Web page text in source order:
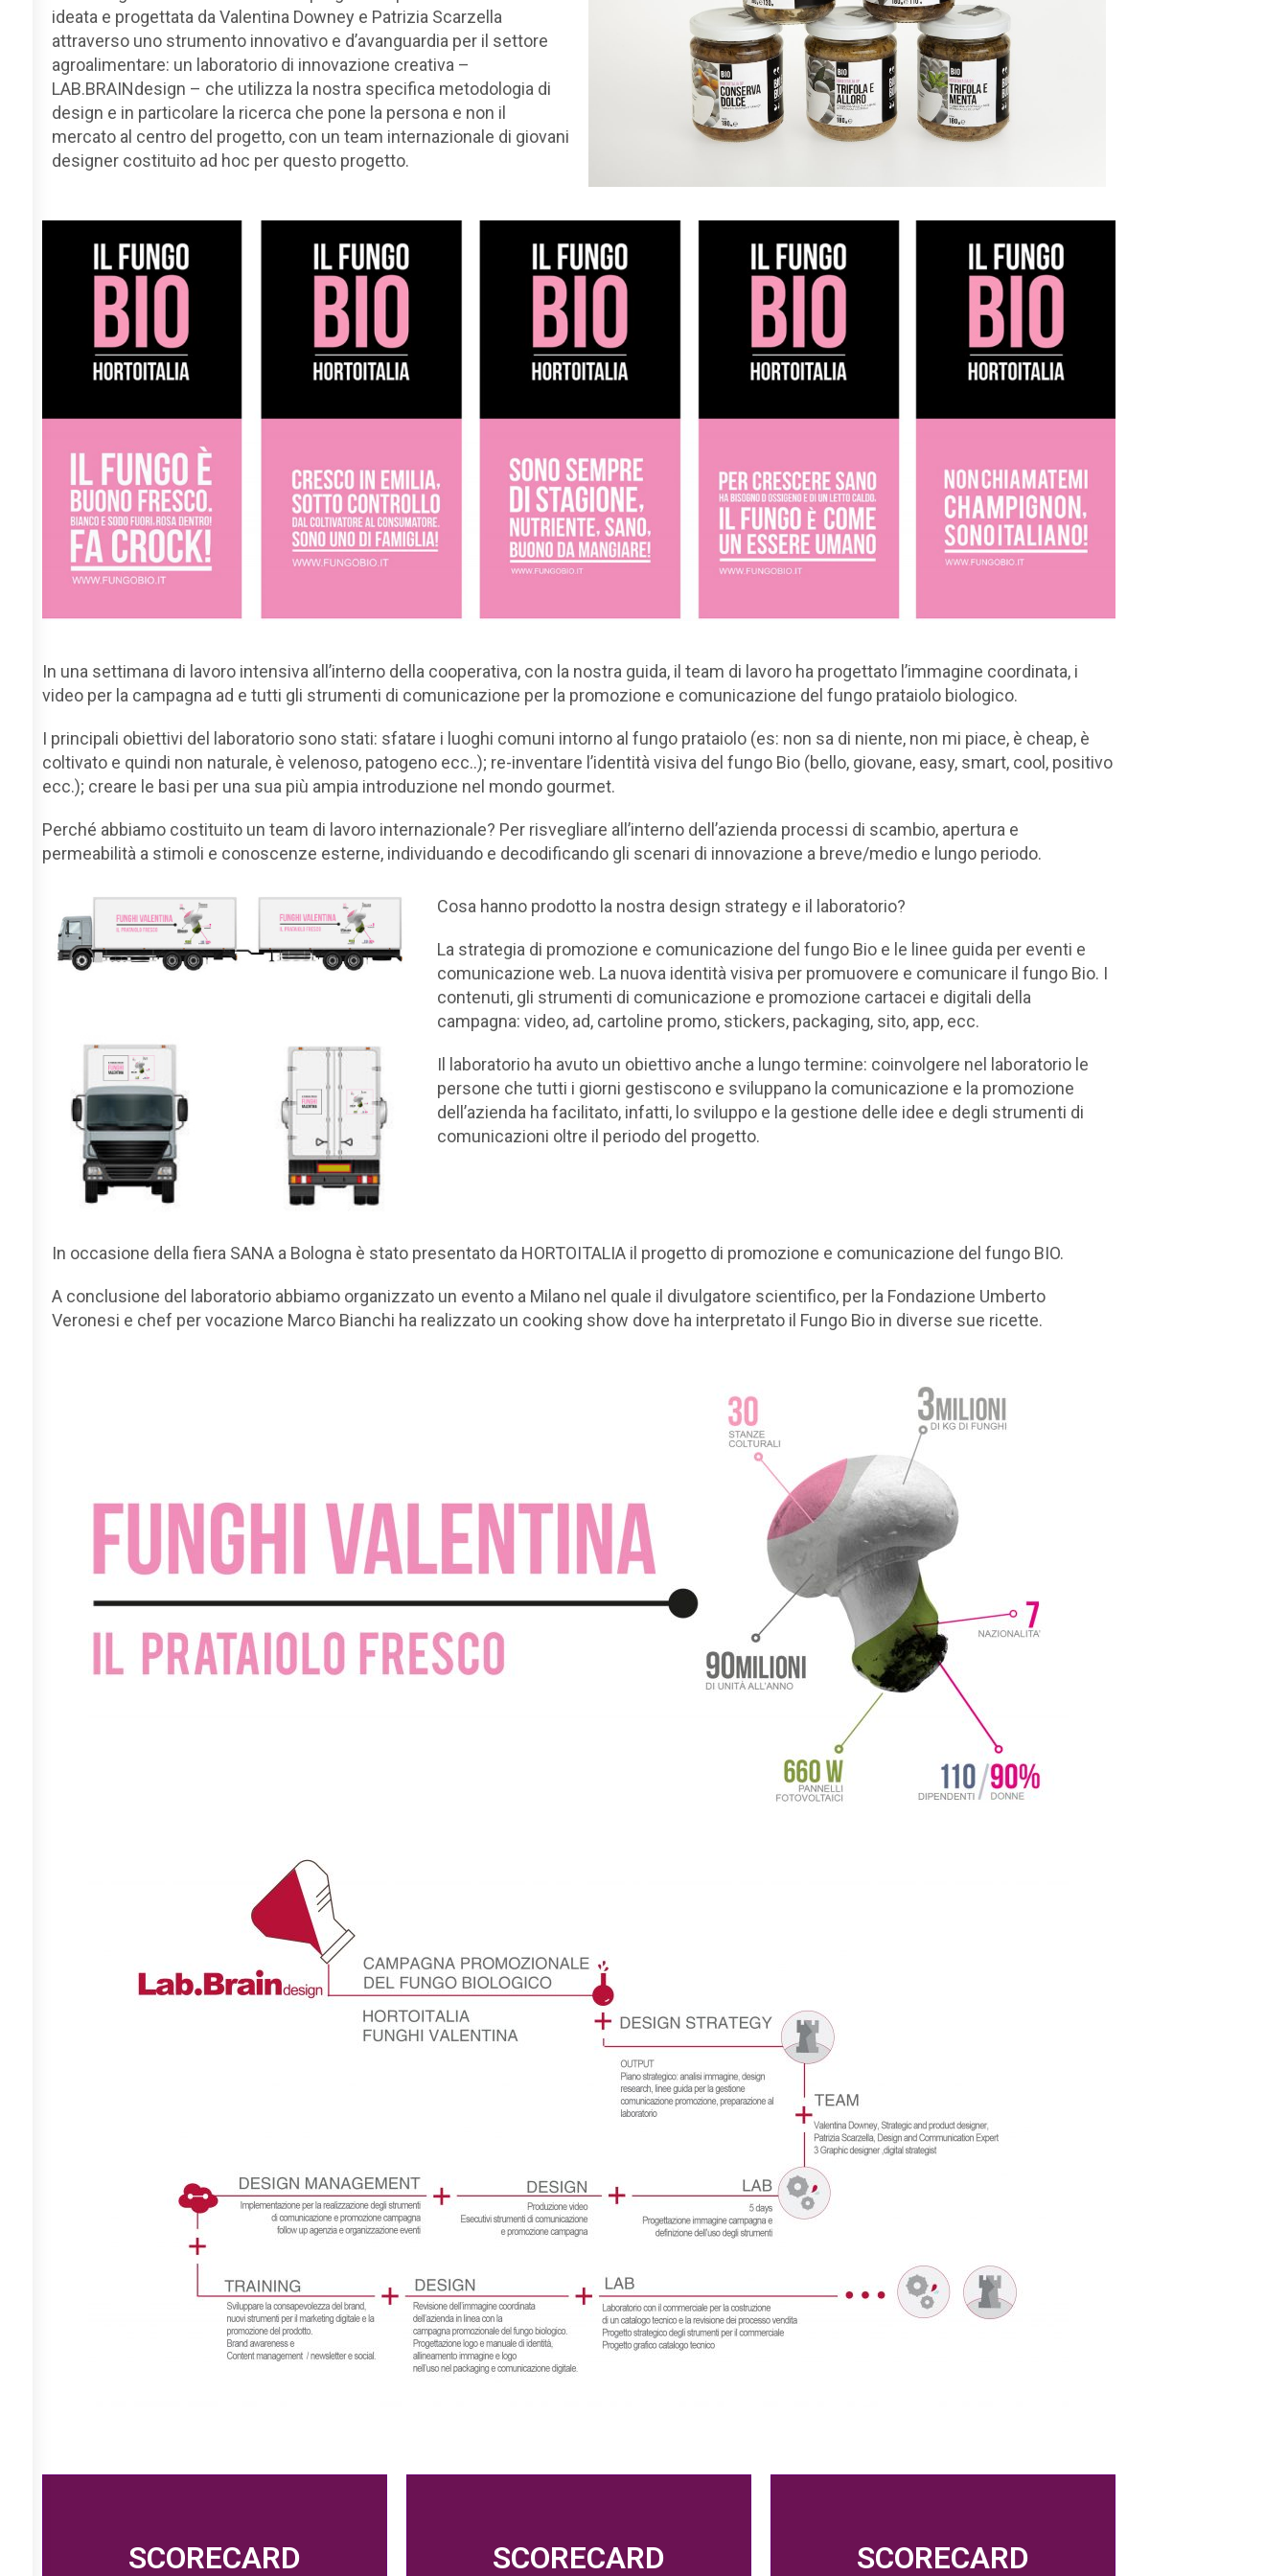
ideata e progettata da Valentina Downey e Patrizia Scarzella
attraverso uno strumento innovativo e d’avanguardia per il settore
agroalimentare: un laboratorio di innovazione creativa –
LAB.BRAINdesign – che utilizza la nostra specifica metodologia di
design e in particolare la ricerca che pone la persona e non il
mercato al centro del progetto, con un team internazionale di giovani
designer costituito ad hoc per questo progetto.
In una settimana di lavoro intensiva all’interno della cooperativa, con la nostra guida, il team di lavoro ha progettato l’immagine coordinata, i
video per la campagna ad e tutti gli strumenti di comunicazione per la promozione e comunicazione del fungo prataiolo biologico.
I principali obiettivi del laboratorio sono stati: sfatare i luoghi comuni intorno al fungo prataiolo (es: non sa di niente, non mi piace, è cheap, è
coltivato e quindi non naturale, è velenoso, patogeno ecc..); re-inventare l’identità visiva del fungo Bio (bello, giovane, easy, smart, cool, positivo
ecc.); creare le basi per una sua più ampia introduzione nel mondo gourmet.
Perché abbiamo costituito un team di lavoro internazionale? Per risvegliare all’interno dell’azienda processi di scambio, apertura e
permeabilità a stimoli e conoscenze esterne, individuando e decodificando gli scenari di innovazione a breve/medio e lungo periodo.
Cosa hanno prodotto la nostra design strategy e il laboratorio?
La strategia di promozione e comunicazione del fungo Bio e le linee guida per eventi e
comunicazione web. La nuova identità visiva per promuovere e comunicare il fungo Bio. I
contenuti, gli strumenti di comunicazione e promozione cartacei e digitali della
campagna: video, ad, cartoline promo, stickers, packaging, sito, app, ecc.
Il laboratorio ha avuto un obiettivo anche a lungo termine: coinvolgere nel laboratorio le
persone che tutti i giorni gestiscono e sviluppano la comunicazione e la promozione
dell’azienda ha facilitato, infatti, lo sviluppo e la gestione delle idee e degli strumenti di
comunicazioni oltre il periodo del progetto.
In occasione della fiera SANA a Bologna è stato presentato da HORTOITALIA il progetto di promozione e comunicazione del fungo BIO.
A conclusione del laboratorio abbiamo organizzato un evento a Milano nel quale il divulgatore scientifico, per la Fondazione Umberto
Veronesi e chef per vocazione Marco Bianchi ha realizzato un cooking show dove ha interpretato il Fungo Bio in diverse sue ricette.
SCORECARD SCORECARD SCORECARD